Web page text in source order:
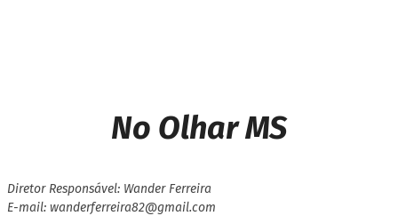
No Olhar MS
Diretor Responsável: Wander Ferreira
E-mail: wanderferreira82@gmail.com